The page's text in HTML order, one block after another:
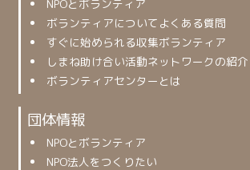
NPOとボランティア
ボランティアについてよくある質問
すぐに始められる収集ボランティア
しまね助け合い活動ネットワークの紹介
ボランティアセンターとは
団体情報
NPOとボランティア
NPO法人をつくりたい